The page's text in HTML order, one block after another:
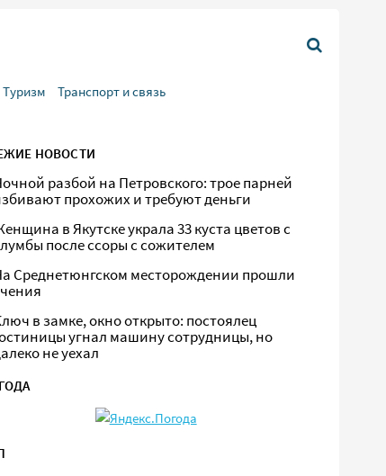
Туризм Транспорт и связь
НОВОСТИ
разбой на Петровского: трое парней
прохожих и требуют деньги
в Якутске украла 33 куста цветов с
после ссоры с сожителем
Среднетюнгском месторождении прошли
в замке, окно открыто: постоялец
угнал машину сотрудницы, но
не уехал